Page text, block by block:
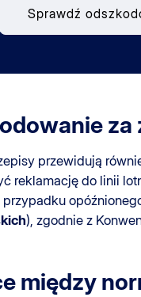
Sprawdź
za
przewidują
reklamację do linii
), zgodnie z
między